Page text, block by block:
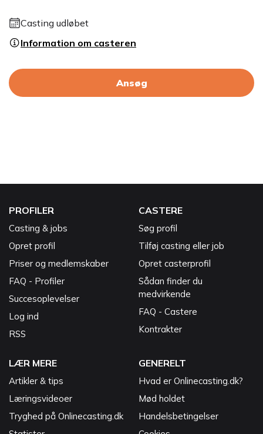
Casting udløbet
Information om casteren
Ansøg
PROFILER
Casting & jobs
Opret profil
Priser og medlemskaber
FAQ - Profiler
Succesoplevelser
Log ind
RSS
CASTERE
Søg profil
Tilføj casting eller job
Opret casterprofil
Sådan finder du
medvirkende
FAQ - Castere
Kontrakter
LÆR MERE
Artikler & tips
Læringsvideoer
Tryghed på Onlinecasting.dk
GENERELT
Hvad er Onlinecasting.dk?
Mød holdet
Handelsbetingelser